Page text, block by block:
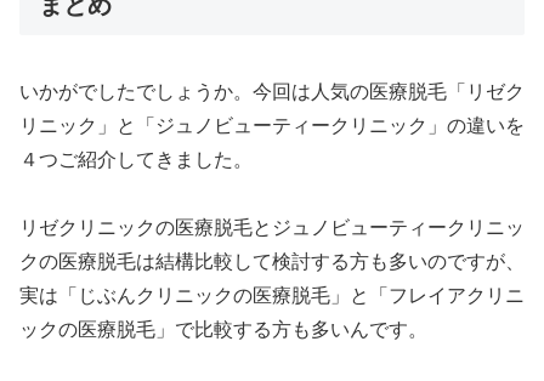
いかがでしたでしょうか。今回は人気の医療脱毛「リゼク
リニック」と「ジュノビューティークリニック」の違いを
４つご紹介してきました。
リゼクリニックの医療脱毛とジュノビューティークリニッ
クの医療脱毛は結構比較して検討する方も多いのですが、
実は「じぶんクリニックの医療脱毛」と「フレイアクリニ
ックの医療脱毛」で比較する方も多いんです。